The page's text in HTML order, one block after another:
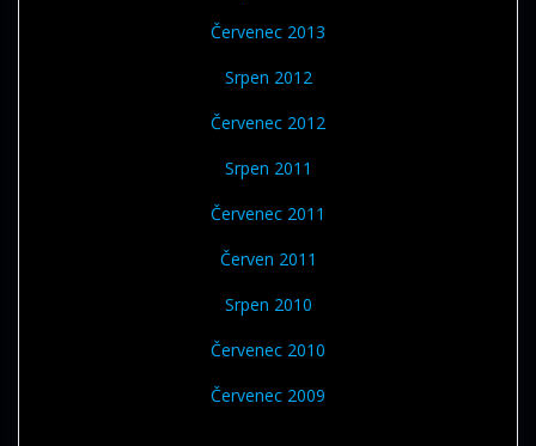
Červenec 2013
Srpen 2012
Červenec 2012
Srpen 2011
Červenec 2011
Červen 2011
Srpen 2010
Červenec 2010
Červenec 2009